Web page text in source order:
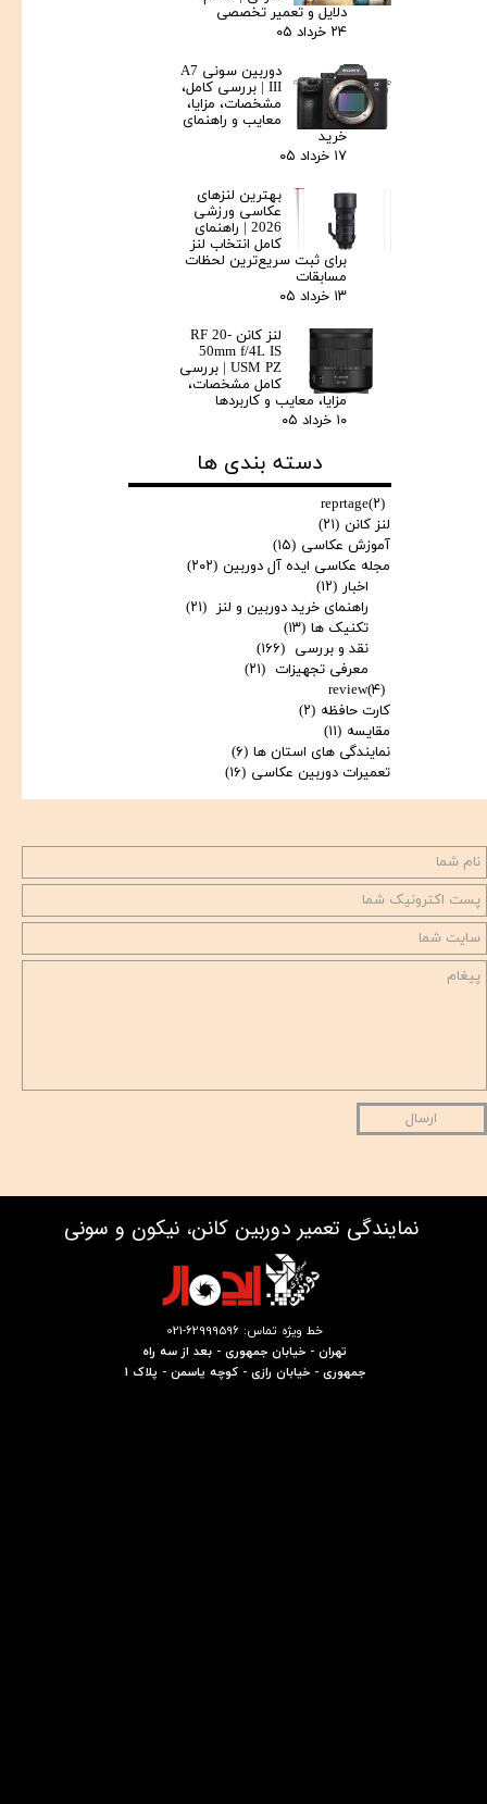
ارسال
دلایل و تعمیر تخصصی
۲۴ خرداد ۰۵
دوربین سونی A7
III | بررسی کامل،
مشخصات، مزایا،
معایب و راهنمای
خرید
۱۷ خرداد ۰۵
بهترین لنزهای
عکاسی ورزشی
2026 | راهنمای
کامل انتخاب لنز
برای ثبت سریع‌ترین لحظات
مسابقات
۱۳ خرداد ۰۵
لنز کانن RF 20-
50mm f/4L IS
USM PZ | بررسی
کامل مشخصات،
مزایا، معایب و کاربردها
۱۰ خرداد ۰۵
دسته بندی ها
reprtage(۲)
لنز کانن (۲۱)
آموزش عکاسی (۱۵)
مجله عکاسی ایده آل دوربین (۲۰۲)
اخبار (۱۲)
راهنمای خرید دوربین و لنز (۲۱)
تکنیک ها (۱۳)
نقد و بررسی (۱۶۶)
معرفی تجهیزات (۲۱)
review(۴)
کارت حافظه (۲)
مقایسه (۱۱)
نمایندگی های استان ها (۶)
تعمیرات دوربین عکاسی (۱۶)
نمایندگی تعمیر دوربین کانن، نیکون و سونی
خط ویژه تماس: 62999596-021
تهران - خیابان جمهوری - بعد از سه راه
جمهوری - خیابان رازی - کوچه یاسمن - پلاک 1